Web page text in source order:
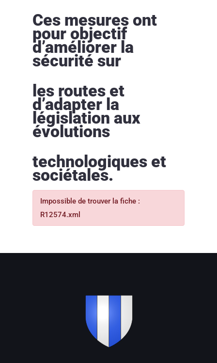
Ces mesures ont
pour objectif
d’améliorer la
sécurité sur
les routes et
d’adapter la
législation aux
évolutions
technologiques et
sociétales.
Impossible de trouver la fiche :
R12574.xml